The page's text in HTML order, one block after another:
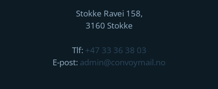
Stokke Ravei 158,
3160 Stokke
Tlf: +47 33 36 38 03
E-post: admin@convoymail.no